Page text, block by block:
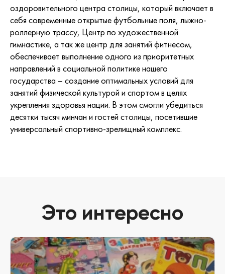
оздоровительного центра столицы, который включает в
себя современные открытые футбольные поля, лыжно-
роллерную трассу, Центр по художественной
гимнастике, а так же центр для занятий фитнесом,
обеспечивает выполнение одного из приоритетных
направлений в социальной политике нашего
государства – создание оптимальных условий для
занятий физической культурой и спортом в целях
укрепления здоровья нации. В этом смогли убедиться
десятки тысяч минчан и гостей столицы, посетившие
универсальный спортивно-зрелищный комплекс.
Это интересно